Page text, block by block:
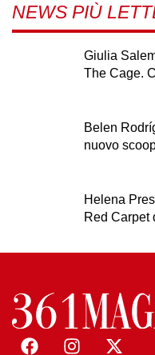
NEWS PIÙ
Giulia
The Cage.
Belen
nuovo
Helena
Red Carpet